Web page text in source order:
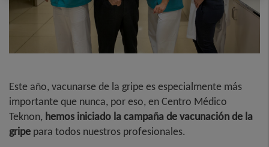
Este año, vacunarse de la gripe es especialmente más
importante que nunca, por eso, en Centro Médico
Teknon, hemos iniciado la campaña de vacunación de la
gripe para todos nuestros profesionales.